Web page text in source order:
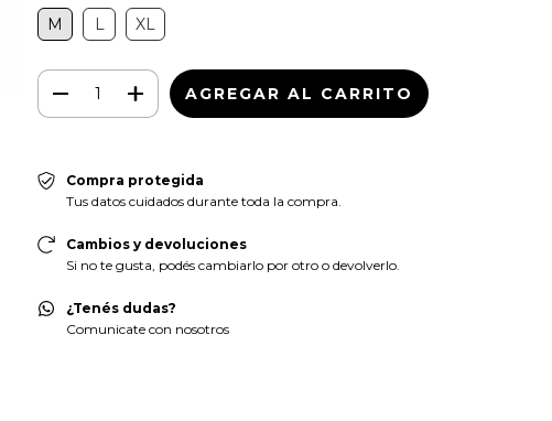
M L XL
Compra protegida
Tus datos cuidados durante toda la compra.
Cambios y devoluciones
Si no te gusta, podés cambiarlo por otro o devolverlo.
¿Tenés dudas?
Comunicate con nosotros